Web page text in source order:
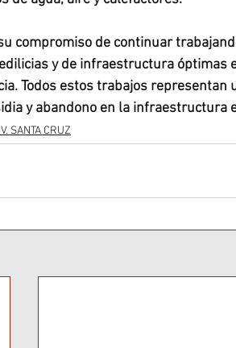
compromiso de continuar
y de infraestructura óptimas
Todos estos trabajos representan
y abandono en la infraestructura
SANTA CRUZ